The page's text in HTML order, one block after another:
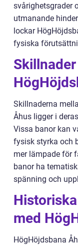
svårighetsgrader
utmanande
lockar
fysiska
Skillnaderna
Åhus ligger i
Vissa banor kan
fysisk styrka och
mer lämpade för
banor ha
spänning och
med
HögHöjdsbana